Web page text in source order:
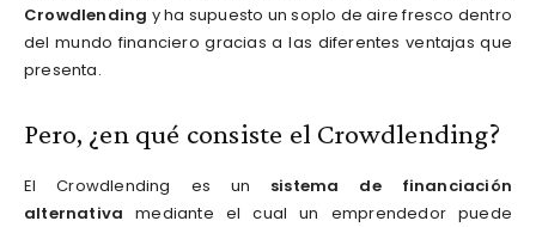
Crowdlending y ha supuesto un soplo de aire fresco dentro
del mundo financiero gracias a las diferentes ventajas que
presenta.
Pero, ¿en qué consiste el Crowdlending?
El Crowdlending es un sistema de financiación
alternativa mediante el cual un emprendedor puede